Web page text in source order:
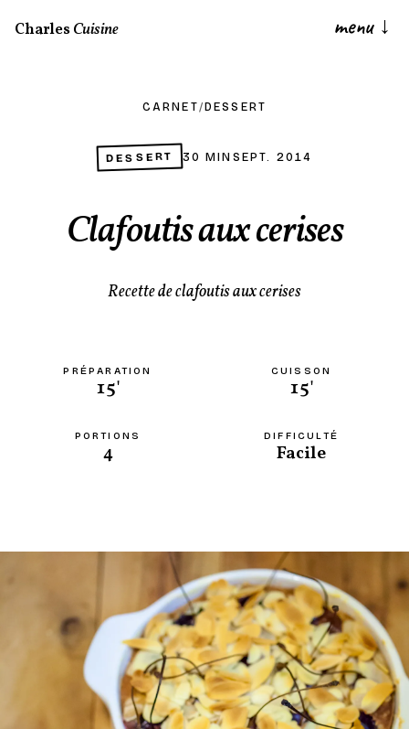
CharlesCuisine menu ↓
CARNET/ DESSERT
DESSERT 30 MIN SEPT. 2014
Clafoutis aux cerises
Recette de clafoutis aux cerises
PRÉPARATION
15'
CUISSON
15'
PORTIONS
4
DIFFICULTÉ
Facile